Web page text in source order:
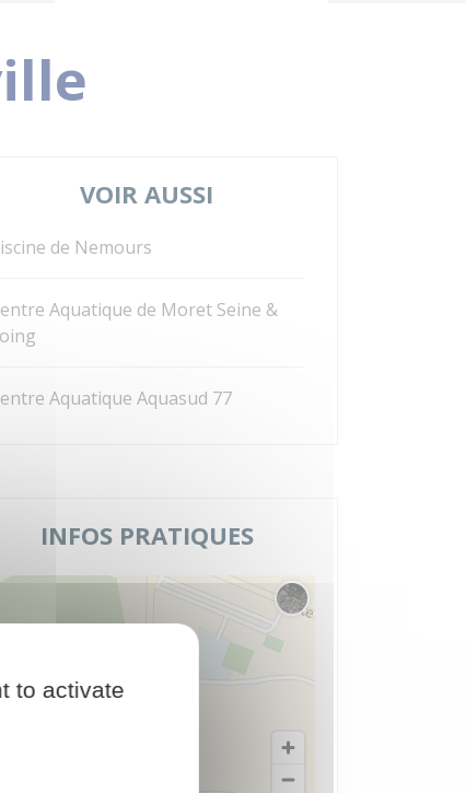
VOIR AUSSI
de Nemours
Aquatique de Moret Seine &
Aquatique Aquasud 77
INFOS PRATIQUES
Changer le fond de carte
to activate